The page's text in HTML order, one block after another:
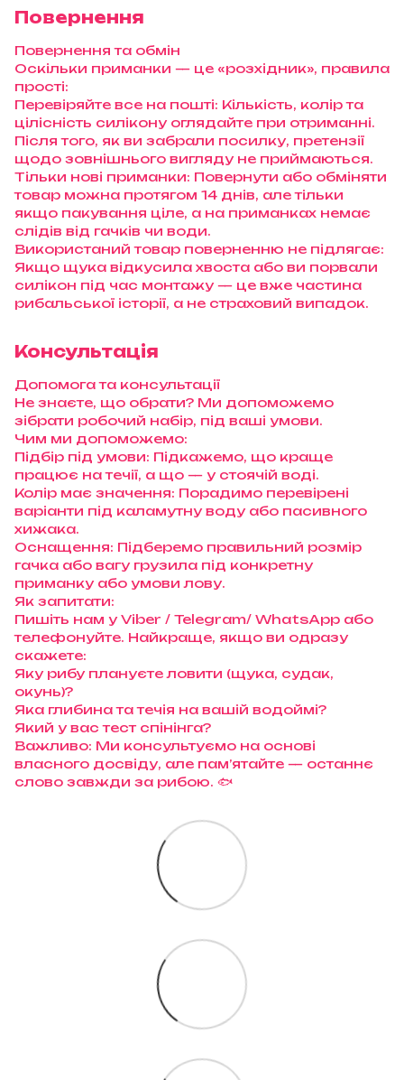
Повернення
Повернення та обмін
Оскільки приманки — це «розхідник», правила
прості:
Перевіряйте все на пошті: Кількість, колір та
цілісність силікону оглядайте при отриманні.
Після того, як ви забрали посилку, претензії
щодо зовнішнього вигляду не приймаються.
Тільки нові приманки: Повернути або обміняти
товар можна протягом 14 днів, але тільки
якщо пакування ціле, а на приманках немає
слідів від гачків чи води.
Використаний товар поверненню не підлягає:
Якщо щука відкусила хвоста або ви порвали
силікон під час монтажу — це вже частина
рибальської історії, а не страховий випадок.
Консультація
Допомога та консультації
Не знаєте, що обрати? Ми допоможемо
зібрати робочий набір, під ваші умови.
Чим ми допоможемо:
Підбір під умови: Підкажемо, що краще
працює на течії, а що — у стоячій воді.
Колір має значення: Порадимо перевірені
варіанти під каламутну воду або пасивного
хижака.
Оснащення: Підберемо правильний розмір
гачка або вагу грузила під конкретну
приманку або умови лову.
Як запитати:
Пишіть нам у Viber / Telegram/ WhatsApp або
телефонуйте. Найкраще, якщо ви одразу
скажете:
Яку рибу плануєте ловити (щука, судак,
окунь)?
Яка глибина та течія на вашій водоймі?
Який у вас тест спінінга?
Важливо: Ми консультуємо на основі
власного досвіду, але пам’ятайте — останнє
слово завжди за рибою. 🐟